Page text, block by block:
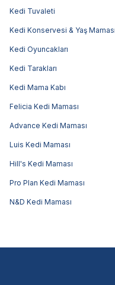
Kedi Tuvaleti
Kedi Konservesi & Yaş Maması
Kedi Oyuncakları
Kedi Tarakları
Kedi Mama Kabı
Felicia Kedi Maması
Advance Kedi Maması
Luis Kedi Maması
Hill's Kedi Maması
Pro Plan Kedi Maması
N&D Kedi Maması